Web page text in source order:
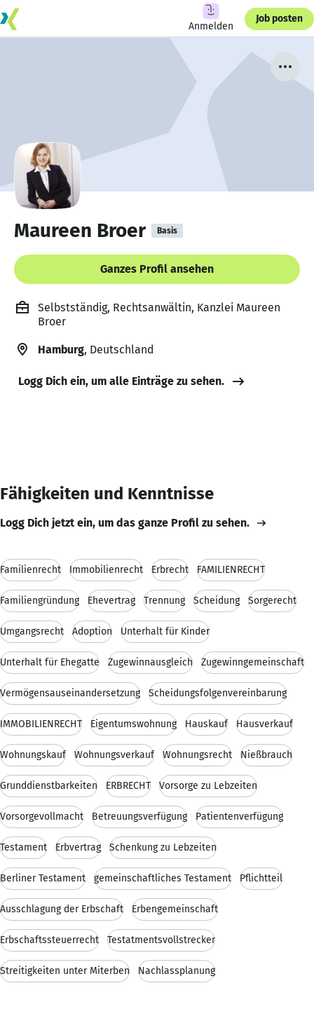
Anmelden
Job posten
Maureen Broer Basis
Ganzes Profil ansehen
Selbstständig, Rechtsanwältin, Kanzlei Maureen
Broer
Hamburg, Deutschland
Logg Dich ein, um alle Einträge zu sehen.
Fähigkeiten und Kenntnisse
Logg Dich jetzt ein, um das ganze Profil zu sehen.
Familienrecht Immobilienrecht Erbrecht FAMILIENRECHT
Familiengründung Ehevertrag Trennung Scheidung Sorgerecht
Umgangsrecht Adoption Unterhalt für Kinder
Unterhalt für Ehegatte Zugewinnausgleich Zugewinngemeinschaft
Vermögensauseinandersetzung Scheidungsfolgenvereinbarung
IMMOBILIENRECHT Eigentumswohnung Hauskauf Hausverkauf
Wohnungskauf Wohnungsverkauf Wohnungsrecht Nießbrauch
Grunddienstbarkeiten ERBRECHT Vorsorge zu Lebzeiten
Vorsorgevollmacht Betreuungsverfügung Patientenverfügung
Testament Erbvertrag Schenkung zu Lebzeiten
Berliner Testament gemeinschaftliches Testament Pflichtteil
Ausschlagung der Erbschaft Erbengemeinschaft
Erbschaftssteuerrecht Testatmentsvollstrecker
Streitigkeiten unter Miterben Nachlassplanung